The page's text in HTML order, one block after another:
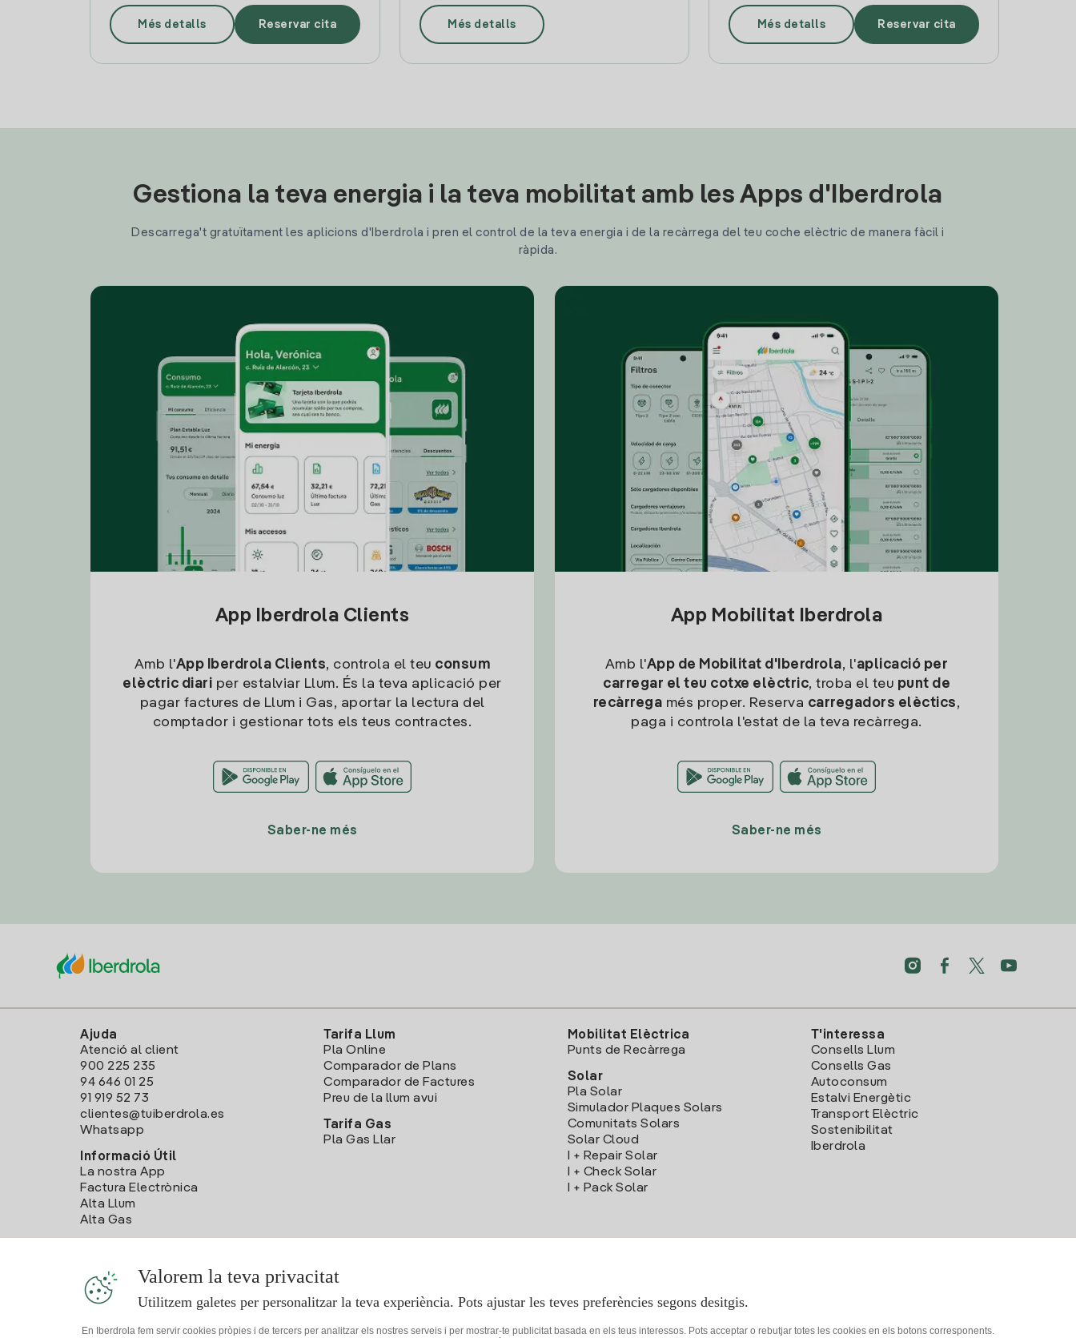
Més detalls Reservar cita Més detalls Més detalls Reservar cita
Gestiona la teva energia i la teva mobilitat amb les Apps d'Iberdrola
Descarrega't gratuïtament les aplicions d'Iberdrola i pren el control de la teva energia i de la recàrrega del teu coche elèctric de manera fàcil i
ràpida.
App Iberdrola Clients
Amb l'App Iberdrola Clients, controla el teu consum
elèctric diari per estalviar Llum. És la teva aplicació per
pagar factures de Llum i Gas, aportar la lectura del
comptador i gestionar tots els teus contractes.
Saber-ne més
App Mobilitat Iberdrola
Amb l'App de Mobilitat d'Iberdrola, l'aplicació per
carregar el teu cotxe elèctric, troba el teu punt de
recàrrega més proper. Reserva carregadors elèctics,
paga i controla l'estat de la teva recàrrega.
Saber-ne més
Ajuda
Atenció al client
900 225 235
94 646 01 25
91 919 52 73
clientes@tuiberdrola.es
Whatsapp
Informació Útil
La nostra App
Factura Electrònica
Alta Llum
Alta Gas
Tarifa Llum
Pla Online
Comparador de Plans
Comparador de Factures
Preu de la llum avui
Tarifa Gas
Pla Gas Llar
Mobilitat Elèctrica
Punts de Recàrrega
Solar
Pla Solar
Simulador Plaques Solars
Comunitats Solars
Solar Cloud
I + Repair Solar
I + Check Solar
I + Pack Solar
T'interessa
Consells Llum
Consells Gas
Autoconsum
Estalvi Energètic
Transport Elèctric
Sostenibilitat
Iberdrola
Valorem la teva privacitat
Utilitzem galetes per personalitzar la teva experiència. Pots ajustar les teves preferències segons desitgis.
En Iberdrola fem servir cookies pròpies i de tercers per analitzar els nostres serveis i per mostrar-te publicitat basada en els teus interessos. Pots acceptar o rebutjar totes les cookies en els botons corresponents.